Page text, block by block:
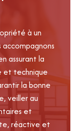
à un
assurant la
et technique
la bonne
veiller au
et
réactive et